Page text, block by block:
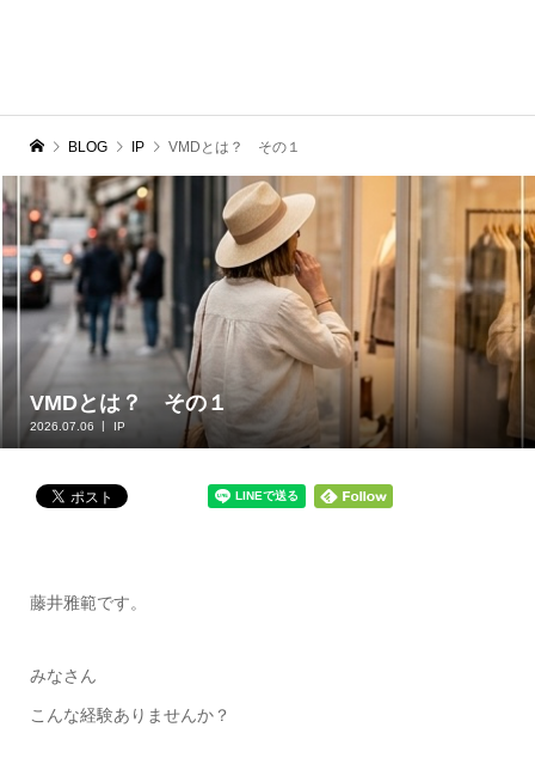
BLOG IP VMDとは？ その１
VMDとは？ その１
2026.07.06 IP
藤井雅範です。
みなさん
こんな経験ありませんか？